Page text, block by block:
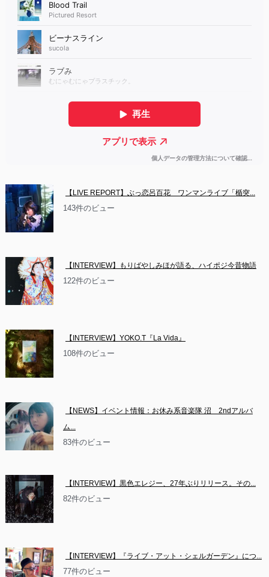
【LIVE REPORT】ぶっ恋呂百花　ワンマンライブ「楯突...
143件のビュー
【INTERVIEW】もりばやしみほが語る、ハイポジ今昔物語
122件のビュー
【INTERVIEW】YOKO.T『La Vida』
108件のビュー
【NEWS】イベント情報：お休み系音楽隊 沼　2ndアルバ
ム...
83件のビュー
【INTERVIEW】黒色エレジー、27年ぶりリリース。その...
82件のビュー
【INTERVIEW】『ライブ・アット・シェルガーデン』につ...
77件のビュー